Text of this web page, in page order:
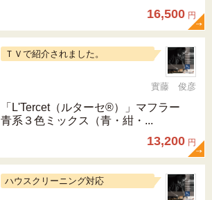
16,500 円
ＴＶで紹介されました。
實藤 俊彦
「L'Tercet（ルターセ®）」マフラー
青系３色ミックス（青・紺・...
13,200 円
ハウスクリーニング対応